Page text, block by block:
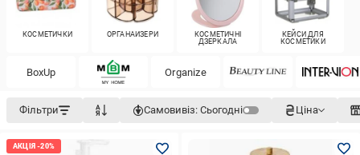
КОСМЕТИЧКИ ОРГАНАЙЗЕРИ
КОСМЕТИЧНІ
ДЗЕРКАЛА
КЕЙСИ ДЛЯ
КОСМЕТИКИ
BoxUp Organize
Фільтри Самовивіз: Сьогодні Ціна